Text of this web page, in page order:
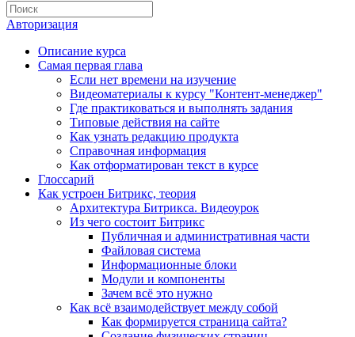
Авторизация
Описание курса
Самая первая глава
Если нет времени на изучение
Видеоматериалы к курсу "Контент-менеджер"
Где практиковаться и выполнять задания
Типовые действия на сайте
Как узнать редакцию продукта
Справочная информация
Как отформатирован текст в курсе
Глоссарий
Как устроен Битрикс, теория
Архитектура Битрикса. Видеоурок
Из чего состоит Битрикс
Публичная и административная части
Файловая система
Информационные блоки
Модули и компоненты
Зачем всё это нужно
Как всё взаимодействует между собой
Как формируется страница сайта?